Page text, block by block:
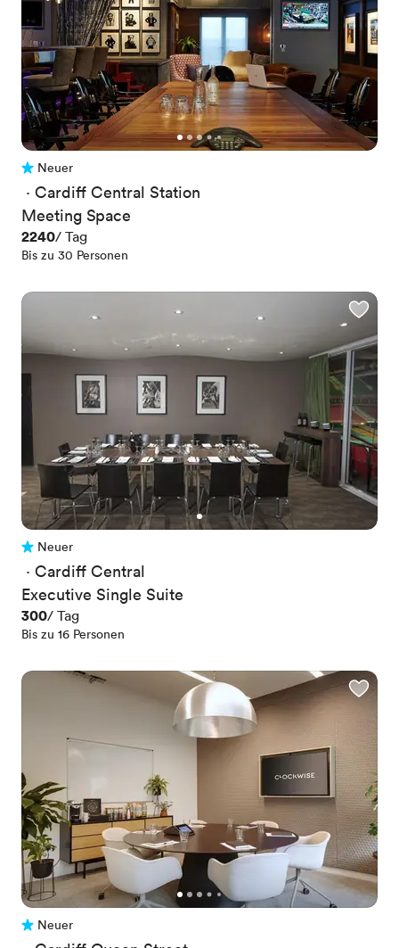
Noch keine Bewertungen
Neuer
· Cardiff Central Station
Meeting Space
Preis
2240/ Tag
Bis zu 30 Personen
Noch keine Bewertungen
Neuer
· Cardiff Central
Executive Single Suite
Preis
300/ Tag
Bis zu 16 Personen
Noch keine Bewertungen
Neuer